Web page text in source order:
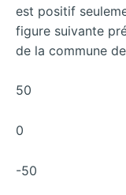
est positif
figure suivante
de la commune
50
0
-50